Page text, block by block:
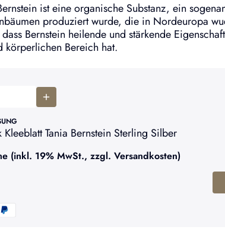
ist eine organische Substanz, ein
produziert wurde, die in Nordeuropa
Bernstein heilende und stärkende
körperlichen Bereich hat.
Tania Bernstein Sterling Silber
(inkl. 19% MwSt., zzgl. Versandkosten)